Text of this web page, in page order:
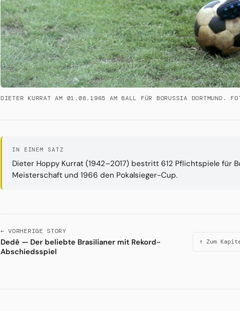
DIETER KURRAT AM 01.08.1965 AM BALL FÜR BORUSSIA DORTMUND.
IN EINEM SATZ
Dieter Hoppy Kurrat (1942–2017) bestritt 612 Pflichtspiele für
Meisterschaft und 1966 den Pokalsieger-Cup.
← VORHERIGE STORY
Dedê — Der beliebte Brasilianer mit Rekord-
Abschiedsspiel
↑ Zum